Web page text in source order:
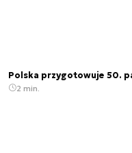
Polska przygotowuje 50.
2 min.